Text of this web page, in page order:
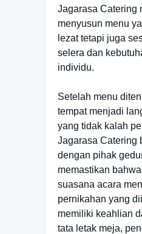
Jagarasa Catering
menyusun menu
lezat tetapi juga
selera dan
individu.
Setelah menu
tempat menjadi
yang tidak kalah
Jagarasa Catering
dengan pihak
memastikan
suasana acara
pernikahan yang
memiliki keahlian
tata letak meja,